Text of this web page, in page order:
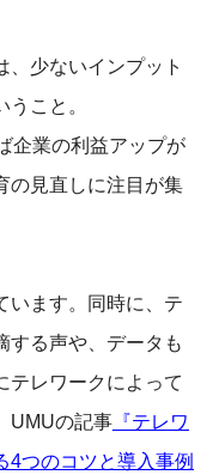
、少ないインプット
こと。
企業の利益アップが
の見直しに注目が集
います。同時に、テ
する声や、データも
テレワークによって
UMUの記事『テレワ
4つのコツと導入事例